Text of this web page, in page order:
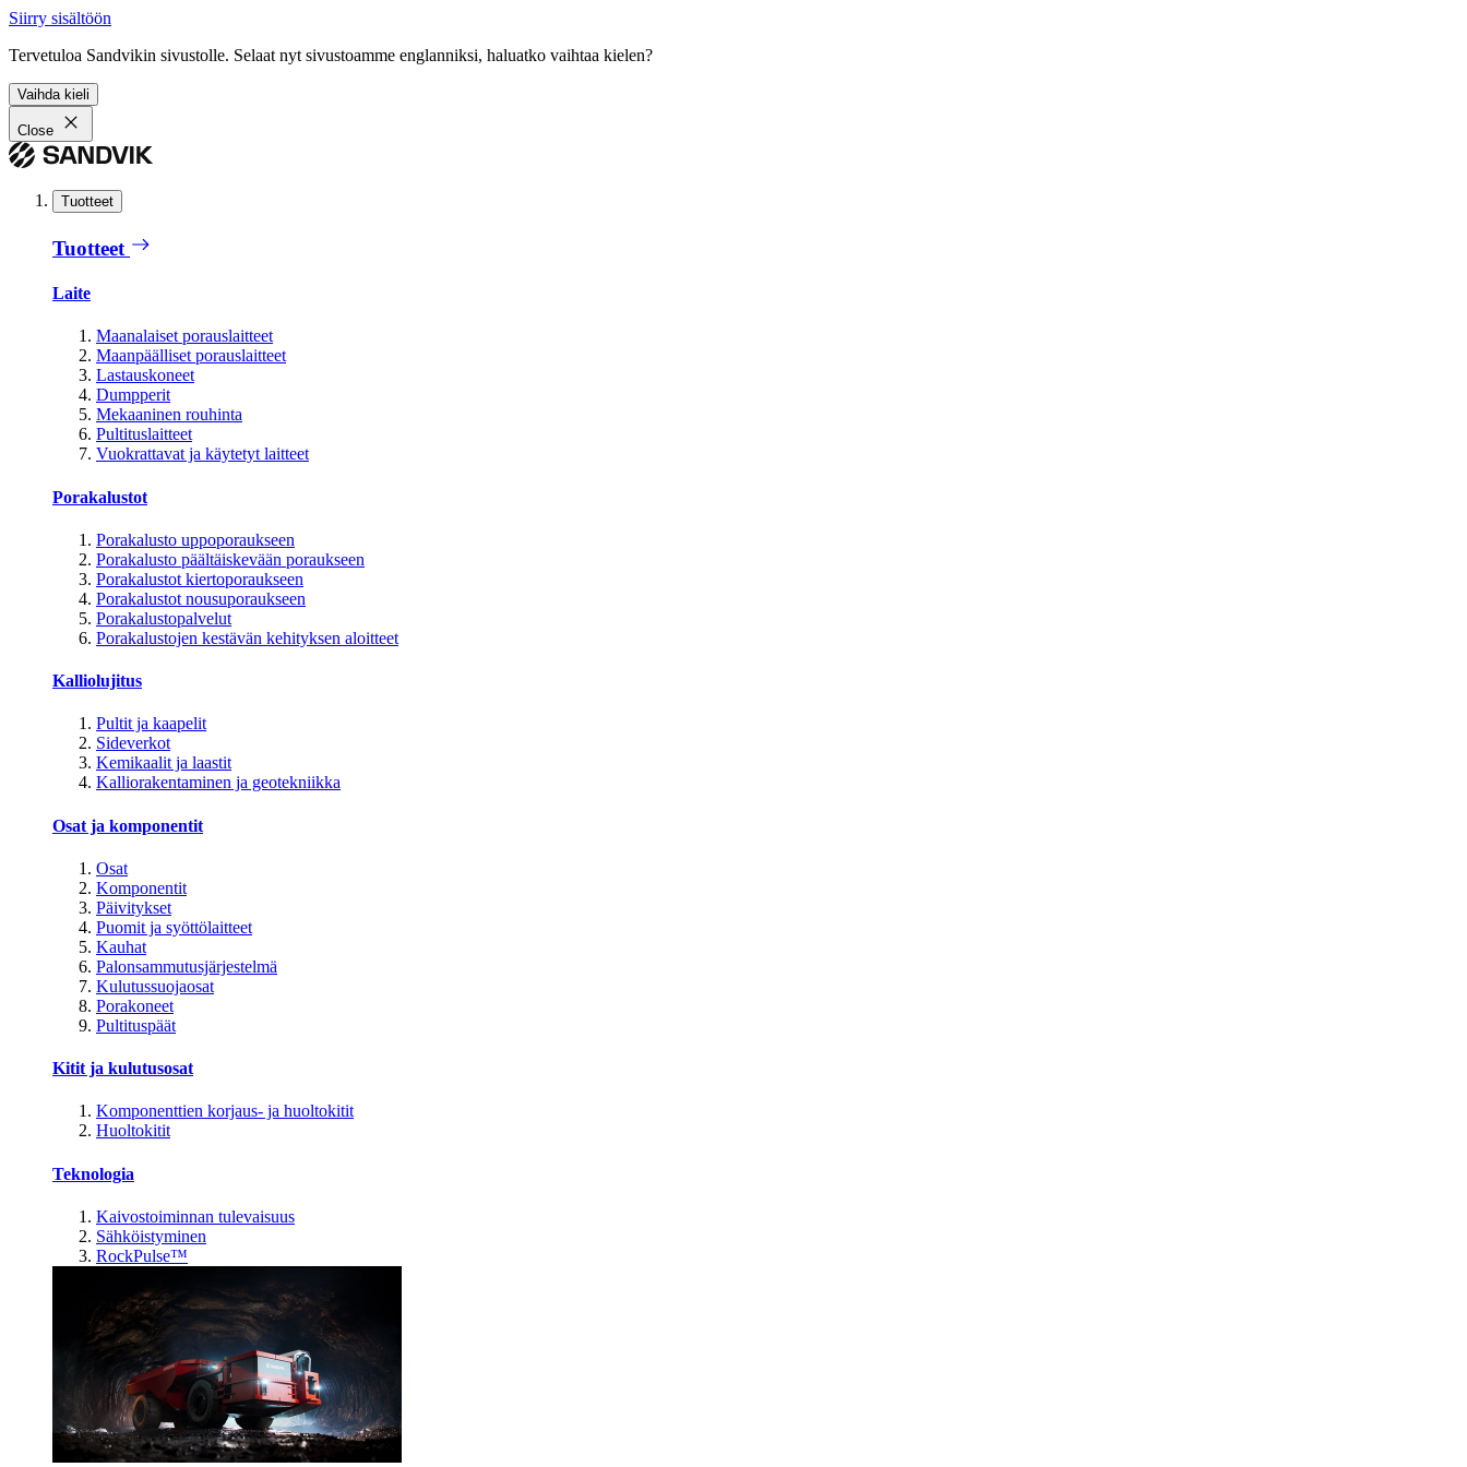
Siirry sisältöön
Tervetuloa Sandvikin sivustolle. Selaat nyt sivustoamme englanniksi, haluatko vaihtaa kielen?
Vaihda kieli
Close
Tuotteet
Tuotteet
Laite
Maanalaiset porauslaitteet
Maanpäälliset porauslaitteet
Lastauskoneet
Dumpperit
Mekaaninen rouhinta
Pultituslaitteet
Vuokrattavat ja käytetyt laitteet
Porakalustot
Porakalusto uppoporaukseen
Porakalusto päältäiskevään poraukseen
Porakalustot kiertoporaukseen
Porakalustot nousuporaukseen
Porakalustopalvelut
Porakalustojen kestävän kehityksen aloitteet
Kalliolujitus
Pultit ja kaapelit
Sideverkot
Kemikaalit ja laastit
Kalliorakentaminen ja geotekniikka
Osat ja komponentit
Osat
Komponentit
Päivitykset
Puomit ja syöttölaitteet
Kauhat
Palonsammutusjärjestelmä
Kulutussuojaosat
Porakoneet
Pultituspäät
Kitit ja kulutusosat
Komponenttien korjaus- ja huoltokitit
Huoltokitit
Teknologia
Kaivostoiminnan tulevaisuus
Sähköistyminen
RockPulse™